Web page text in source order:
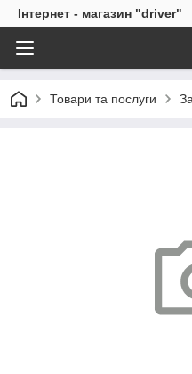
Інтернет - магазин "driver"
Товари та послуги